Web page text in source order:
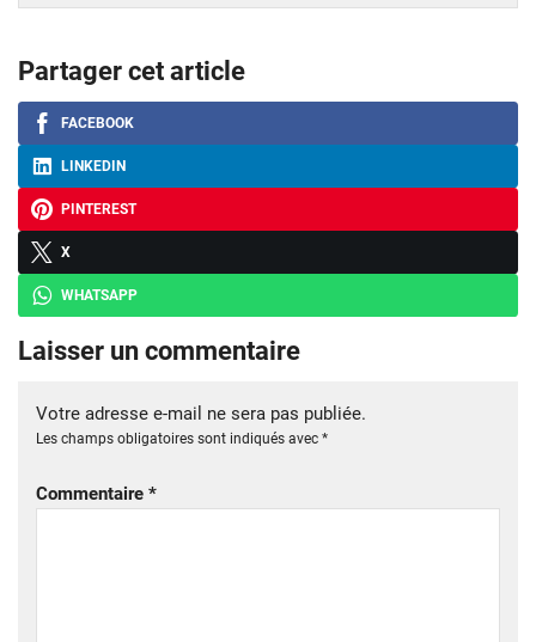
Partager cet article
FACEBOOK
LINKEDIN
PINTEREST
X
WHATSAPP
Laisser un commentaire
Votre adresse e-mail ne sera pas publiée.
Les champs obligatoires sont indiqués avec *
Commentaire *